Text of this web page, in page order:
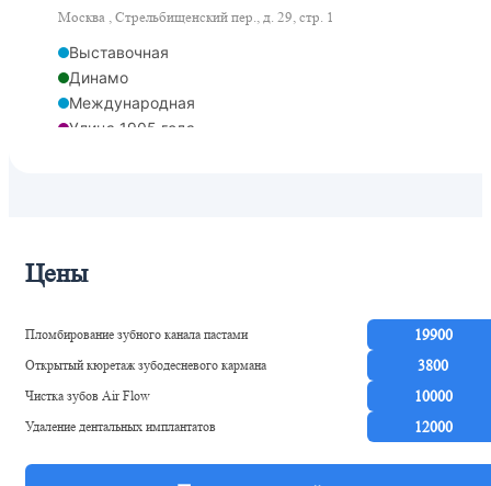
Москва , Стрельбищенский пер., д. 29, стр. 1
Выставочная
Динамо
Международная
Улица 1905 года
Шелепиха
Петровский парк
Цены
Пломбирование зубного канала пастами 19900
Открытый кюретаж зубодесневого кармана 3800
Чистка зубов Air Flow 10000
Удаление дентальных имплантатов 12000